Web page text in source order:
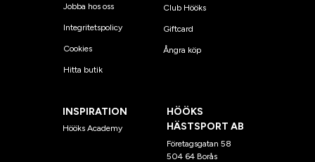
Jobba hos oss
Integritetspolicy
Cookies
Hitta butik
Club Hööks
Giftcard
Ångra köp
INSPIRATION
Hööks Academy
HÖÖKS
HÄSTSPORT AB
Företagsgatan 58
504 64 Borås